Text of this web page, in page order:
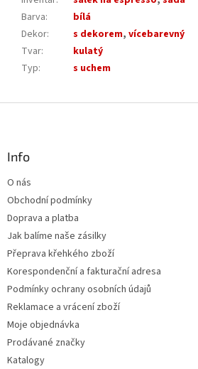
Barva:
bílá
Dekor: s dekorem, vícebarevný
Tvar:
kulatý
Typ: s uchem
Info
O nás
Obchodní podmínky
Doprava a platba
Jak balíme naše zásilky
Přeprava křehkého zboží
Korespondenční a fakturační adresa
Podmínky ochrany osobních údajů
Reklamace a vrácení zboží
Moje objednávka
Prodávané značky
Katalogy